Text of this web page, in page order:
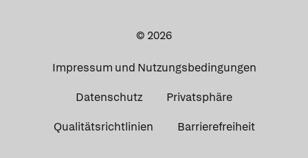
© 2026
Impressum und Nutzungsbedingungen
Datenschutz Privatsphäre
Qualitätsrichtlinien Barrierefreiheit